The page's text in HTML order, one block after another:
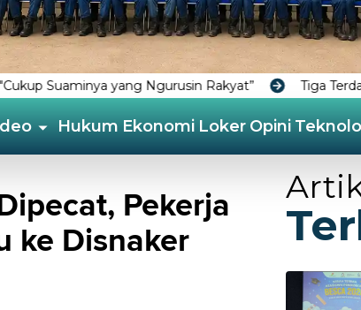
Rakyat” Tiga Terdakwa Kasus Korupsi Dishub
HukumEkonomiLokerOpini
Pekerja
ke Disnaker